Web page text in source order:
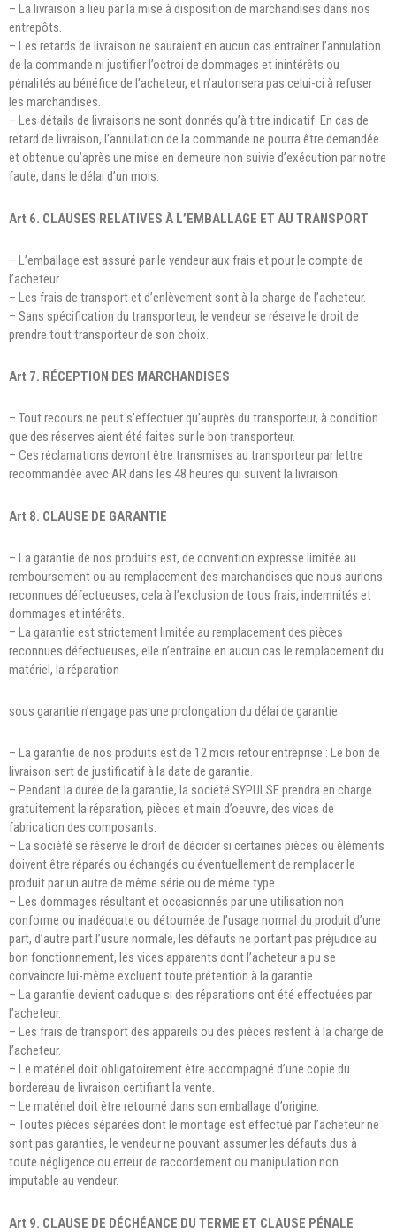
– La livraison a lieu par la mise à disposition de marchandises dans nos
entrepôts.
– Les retards de livraison ne sauraient en aucun cas entraîner l’annulation
de la commande ni justifier l’octroi de dommages et inintérêts ou
pénalités au bénéfice de l’acheteur, et n’autorisera pas celui-ci à refuser
les marchandises.
– Les détails de livraisons ne sont donnés qu’à titre indicatif. En cas de
retard de livraison, l’annulation de la commande ne pourra être demandée
et obtenue qu’après une mise en demeure non suivie d’exécution par notre
faute, dans le délai d’un mois.
Art 6. CLAUSES RELATIVES À L’EMBALLAGE ET AU TRANSPORT
– L’emballage est assuré par le vendeur aux frais et pour le compte de
l’acheteur.
– Les frais de transport et d’enlèvement sont à la charge de l’acheteur.
– Sans spécification du transporteur, le vendeur se réserve le droit de
prendre tout transporteur de son choix.
Art 7. RÉCEPTION DES MARCHANDISES
– Tout recours ne peut s’effectuer qu’auprès du transporteur, à condition
que des réserves aient été faites sur le bon transporteur.
– Ces réclamations devront être transmises au transporteur par lettre
recommandée avec AR dans les 48 heures qui suivent la livraison.
Art 8. CLAUSE DE GARANTIE
– La garantie de nos produits est, de convention expresse limitée au
remboursement ou au remplacement des marchandises que nous aurions
reconnues défectueuses, cela à l’exclusion de tous frais, indemnités et
dommages et intérêts.
– La garantie est strictement limitée au remplacement des pièces
reconnues défectueuses, elle n’entraîne en aucun cas le remplacement du
matériel, la réparation
sous garantie n’engage pas une prolongation du délai de garantie.
– La garantie de nos produits est de 12 mois retour entreprise : Le bon de
livraison sert de justificatif à la date de garantie.
– Pendant la durée de la garantie, la société SYPULSE prendra en charge
gratuitement la réparation, pièces et main d’oeuvre, des vices de
fabrication des composants.
– La société se réserve le droit de décider si certaines pièces ou éléments
doivent être réparés ou échangés ou éventuellement de remplacer le
produit par un autre de même série ou de même type.
– Les dommages résultant et occasionnés par une utilisation non
conforme ou inadéquate ou détournée de l’usage normal du produit d’une
part, d’autre part l’usure normale, les défauts ne portant pas préjudice au
bon fonctionnement, les vices apparents dont l’acheteur a pu se
convaincre lui-même excluent toute prétention à la garantie.
– La garantie devient caduque si des réparations ont été effectuées par
l’acheteur.
– Les frais de transport des appareils ou des pièces restent à la charge de
l’acheteur.
– Le matériel doit obligatoirement être accompagné d’une copie du
bordereau de livraison certifiant la vente.
– Le matériel doit être retourné dans son emballage d’origine.
– Toutes pièces séparées dont le montage est effectué par l’acheteur ne
sont pas garanties, le vendeur ne pouvant assumer les défauts dus à
toute négligence ou erreur de raccordement ou manipulation non
imputable au vendeur.
Art 9. CLAUSE DE DÉCHÉANCE DU TERME ET CLAUSE PÉNALE